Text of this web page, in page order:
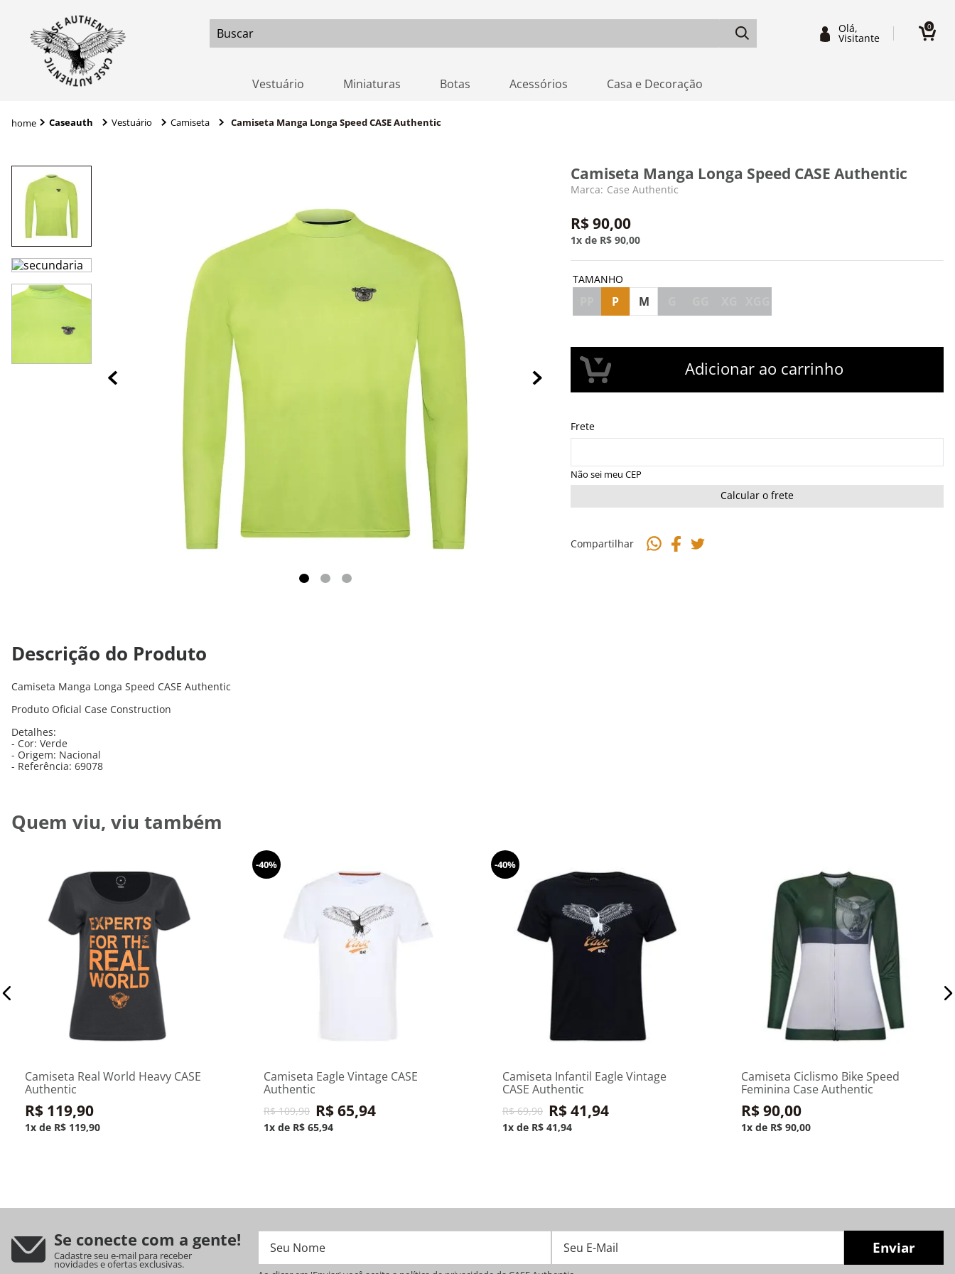
Olá,
Visitante
0
Vestuário Miniaturas Botas Acessórios Casa e Decoração
Caseauth Vestuário Camiseta Camiseta Manga Longa Speed CASE Authentic
Camiseta Manga Longa Speed CASE Authentic
Case Authentic
R$90,00
1 R$ 90,00
TAMANHO
P M
Adicionar ao carrinho
Não sei meu CEP
Calcular o frete
Compartilhar
Descrição do Produto
Camiseta Manga Longa Speed CASE Authentic
Produto Oficial Case Construction
Detalhes:
- Cor: Verde
- Origem: Nacional
- Referência: 69078
Quem viu, viu também
Adicionar ao carrinho
Camiseta Real World Heavy CASE
Authentic
R$ 119,90
1 R$ 119,90
-40%
Adicionar ao carrinho
Camiseta Eagle Vintage CASE
Authentic
R$ 109,90 R$65,94
1 R$ 65,94
-40%
2 anos
Adicionar ao carrinho
Camiseta Infantil Eagle Vintage
CASE Authentic
R$ 69,90 R$41,94
1 R$ 41,94
Adicionar ao carrinho
Camiseta Ciclismo Bike Speed
Feminina Case Authentic
R$90,00
1 R$ 90,00
Se conecte com a gente!
Cadastre seu e-mail para receber
novidades e ofertas exclusivas.
Enviar